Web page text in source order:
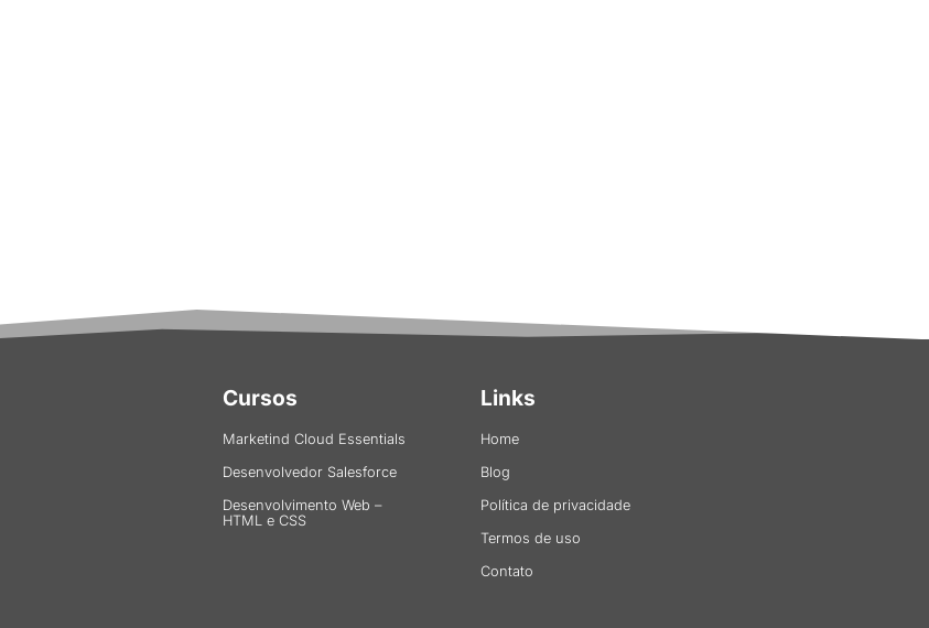
Cursos
Marketind Cloud Essentials
Desenvolvedor Salesforce
Desenvolvimento Web –
HTML e CSS
Links
Home
Blog
Política de privacidade
Termos de uso
Contato